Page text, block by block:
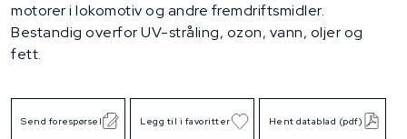
motorer i lokomotiv og andre frem­driftsmidler.
Bestandig overfor UV-stråling, ozon, vann, oljer og
fett.
Send forespørsel Legg til i favoritter Hent datablad (pdf)